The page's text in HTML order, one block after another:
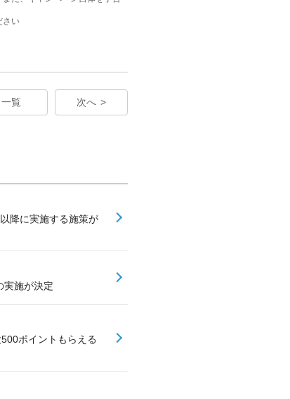
さい
一覧 次へ
降に実施する施策が
実施が決定
ポイントもらえる